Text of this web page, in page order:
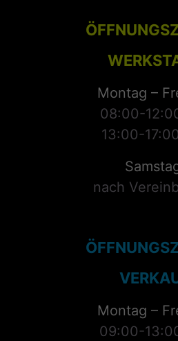
Montag –
08:00-
13:00-
nach
Montag –
09:00-